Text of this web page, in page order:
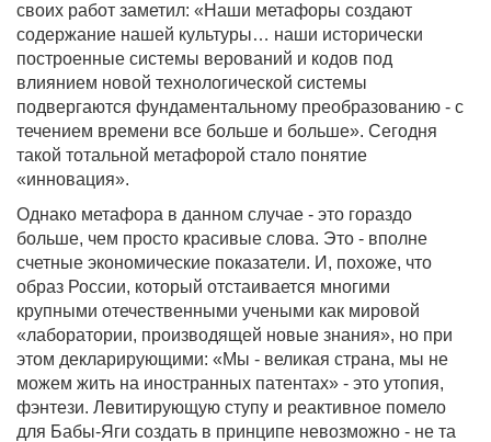
своих работ заметил: «Наши метафоры создают
содержание нашей культуры… наши исторически
построенные системы верований и кодов под
влиянием новой технологической системы
подвергаются фундаментальному преобразованию - с
течением времени все больше и больше». Сегодня
такой тотальной метафорой стало понятие
«инновация».
Однако метафора в данном случае - это гораздо
больше, чем просто красивые слова. Это - вполне
счетные экономические показатели. И, похоже, что
образ России, который отстаивается многими
крупными отечественными учеными как мировой
«лаборатории, производящей новые знания», но при
этом декларирующими: «Мы - великая страна, мы не
можем жить на иностранных патентах» - это утопия,
фэнтези. Левитирующую ступу и реактивное помело
для Бабы-Яги создать в принципе невозможно - не та